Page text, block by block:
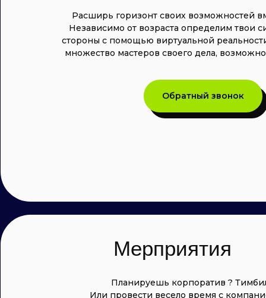
Обратный звонок
Расширь горизонт своих возможностей
Независимо от возраста определим твои
стороны с помощью виртуальной
множество мастеров своего дела,
Мерприятия
Планируешь корпоратив ?
Или провести весело время с